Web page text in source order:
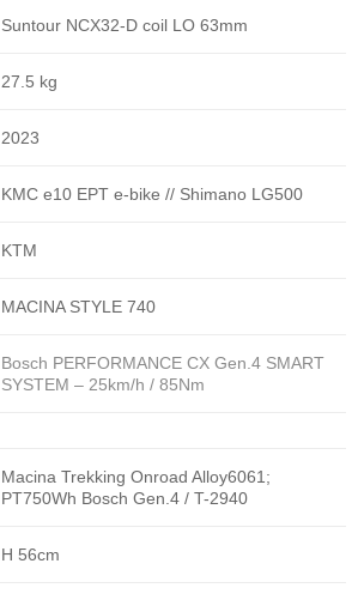
Suntour NCX32-D coil LO 63mm
27.5 kg
2023
KMC e10 EPT e-bike // Shimano LG500
KTM
MACINA STYLE 740
Bosch PERFORMANCE CX Gen.4 SMART
SYSTEM – 25km/h / 85Nm
Macina Trekking Onroad Alloy6061;
PT750Wh Bosch Gen.4 / T-2940
H 56cm